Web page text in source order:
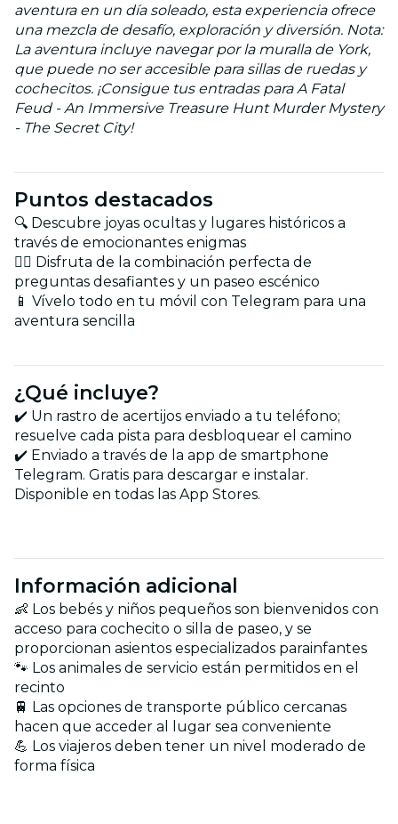
aventura en un día soleado, esta experiencia ofrece
una mezcla de desafío, exploración y diversión. Nota:
La aventura incluye navegar por la muralla de York,
que puede no ser accesible para sillas de ruedas y
cochecitos. ¡Consigue tus entradas para A Fatal
Feud - An Immersive Treasure Hunt Murder Mystery
- The Secret City!
Puntos destacados
🔍 Descubre joyas ocultas y lugares históricos a
través de emocionantes enigmas
🚶‍♂️ Disfruta de la combinación perfecta de
preguntas desafiantes y un paseo escénico
📱 Vívelo todo en tu móvil con Telegram para una
aventura sencilla
¿Qué incluye?
✔️ Un rastro de acertijos enviado a tu teléfono;
resuelve cada pista para desbloquear el camino
✔️ Enviado a través de la app de smartphone
Telegram. Gratis para descargar e instalar.
Disponible en todas las App Stores.
Información adicional
👶 Los bebés y niños pequeños son bienvenidos con
acceso para cochecito o silla de paseo, y se
proporcionan asientos especializados parainfantes
🐾 Los animales de servicio están permitidos en el
recinto
🚆 Las opciones de transporte público cercanas
hacen que acceder al lugar sea conveniente
💪 Los viajeros deben tener un nivel moderado de
forma física